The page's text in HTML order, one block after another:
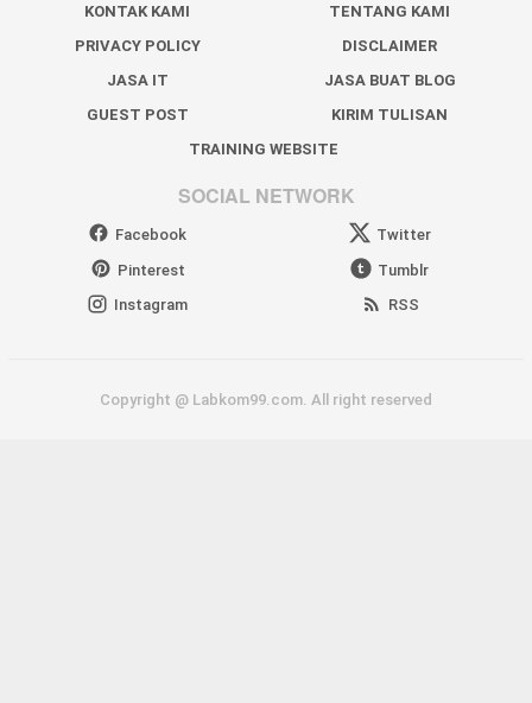
KONTAK KAMI
TENTANG KAMI
PRIVACY POLICY
DISCLAIMER
JASA IT
JASA BUAT BLOG
GUEST POST
KIRIM TULISAN
TRAINING WEBSITE
SOCIAL NETWORK
Facebook
Twitter
Pinterest
Tumblr
Instagram
RSS
Copyright @ Labkom99.com. All right reserved